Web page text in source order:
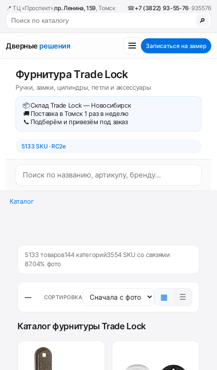
📍 ТЦ «Проспект»,пр. Ленина, 159, Томск ☎+7 (3822) 93-55-76· 935576
🔎
Дверные решения Записаться на замер
Фурнитура Trade Lock
Ручки, замки, цилиндры, петли и аксессуары
📦Склад Trade Lock — Новосибирск
🚚 Поставка в Томск 1 раз в неделю
📞 Подберём и привезём под заказ
5133 SKU · RC2e
Каталог
5133 товаров144 категорий3554 SKU со связями
87.04% фото
— СОРТИРОВКА ▦ ☰
Каталог фурнитуры Trade Lock